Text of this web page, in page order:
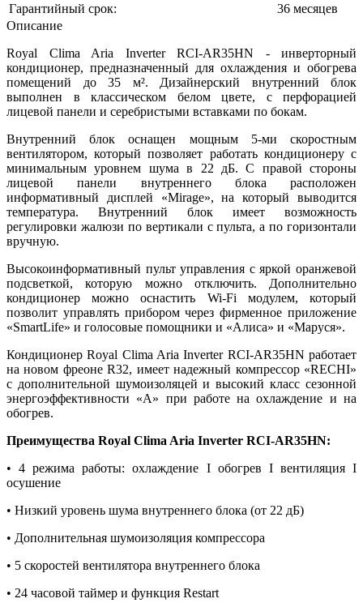
Гарантийный срок:
36 месяцев
Описание
Royal Clima Aria Inverter RCI-AR35HN - инверторный
кондиционер, предназначенный для охлаждения и обогрева
помещений до 35 м². Дизайнерский внутренний блок
выполнен в классическом белом цвете, с перфорацией
лицевой панели и серебристыми вставками по бокам.
Внутренний блок оснащен мощным 5-ми скоростным
вентилятором, который позволяет работать кондиционеру с
минимальным уровнем шума в 22 дБ. С правой стороны
лицевой панели внутреннего блока расположен
информативный дисплей «Mirage», на который выводится
температура. Внутренний блок имеет возможность
регулировки жалюзи по вертикали c пульта, а по горизонтали
вручную.
Высокоинформативный пульт управления с яркой оранжевой
подсветкой, которую можно отключить. Дополнительно
кондиционер можно оснастить Wi-Fi модулем, который
позволит управлять прибором через фирменное приложение
«SmartLife» и голосовые помощники и «Алиса» и «Маруся».
Кондиционер Royal Clima Aria Inverter RCI-AR35HN работает
на новом фреоне R32, имеет надежный компрессор «RECHI»
с дополнительной шумоизоляцей и высокий класс сезонной
энергоэффективности «А» при работе на охлаждение и на
обогрев.
Преимущества Royal Clima Aria Inverter RCI-AR35HN:
• 4 режима работы: охлаждение I обогрев I вентиляция I
осушение
• Низкий уровень шума внутреннего блока (от 22 дБ)
• Дополнительная шумоизоляция компрессора
• 5 скоростей вентилятора внутреннего блока
• 24 часовой таймер и функция Restart